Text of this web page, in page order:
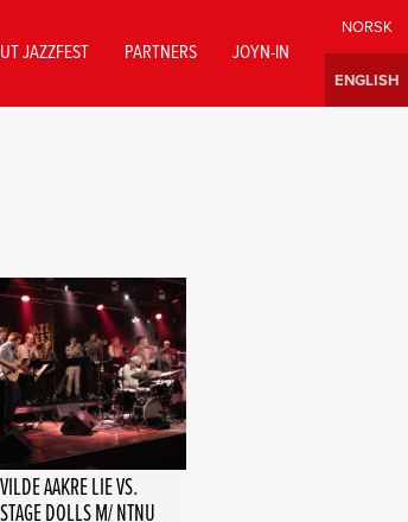
JAZZFEST PARTNERS JOYN-IN
VILDE AAKRE LIE VS.
STAGE DOLLS M/ NTNU